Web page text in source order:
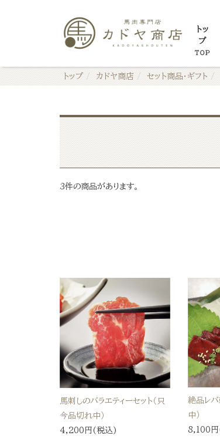
トッ
プ
TOP
トップ カドヤ商店 セット商品・ギフト
3件の商品があります。
馬刺しのバラエティーセット（只
今品切れ中）
4,200円(税込)
絶品レバ
中）
8,100